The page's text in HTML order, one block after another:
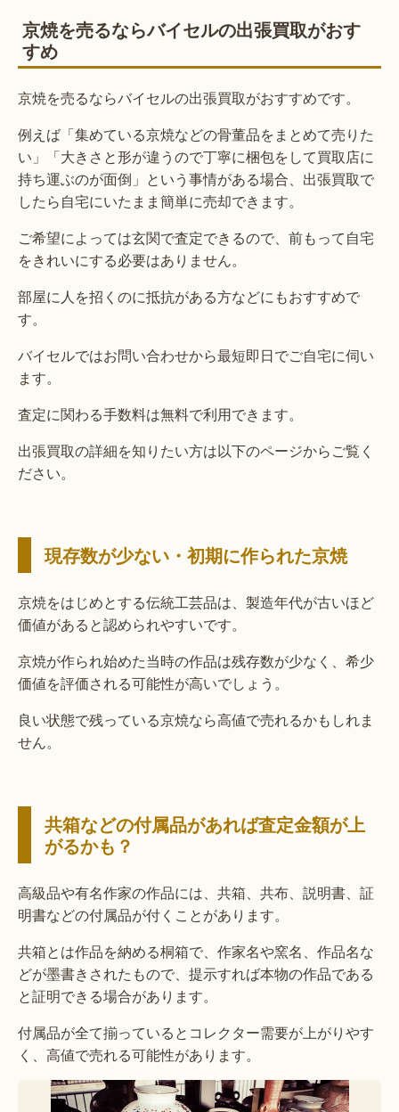
京焼を売るならバイセルの出張買取がおす
すめ
京焼を売るならバイセルの出張買取がおすすめです。
例えば「集めている京焼などの骨董品をまとめて売りた
い」「大きさと形が違うので丁寧に梱包をして買取店に
持ち運ぶのが面倒」という事情がある場合、出張買取で
したら自宅にいたまま簡単に売却できます。
ご希望によっては玄関で査定できるので、前もって自宅
をきれいにする必要はありません。
部屋に人を招くのに抵抗がある方などにもおすすめで
す。
バイセルではお問い合わせから最短即日でご自宅に伺い
ます。
査定に関わる手数料は無料で利用できます。
出張買取の詳細を知りたい方は以下のページからご覧く
ださい。
現存数が少ない・初期に作られた京焼
京焼をはじめとする伝統工芸品は、製造年代が古いほど
価値があると認められやすいです。
京焼が作られ始めた当時の作品は残存数が少なく、希少
価値を評価される可能性が高いでしょう。
良い状態で残っている京焼なら高値で売れるかもしれま
せん。
共箱などの付属品があれば査定金額が上
がるかも？
高級品や有名作家の作品には、共箱、共布、説明書、証
明書などの付属品が付くことがあります。
共箱とは作品を納める桐箱で、作家名や窯名、作品名な
どが墨書きされたもので、提示すれば本物の作品である
と証明できる場合があります。
付属品が全て揃っているとコレクター需要が上がりやす
く、高値で売れる可能性があります。